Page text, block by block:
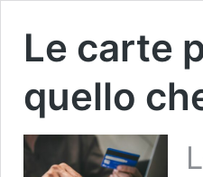
Le carte
quello